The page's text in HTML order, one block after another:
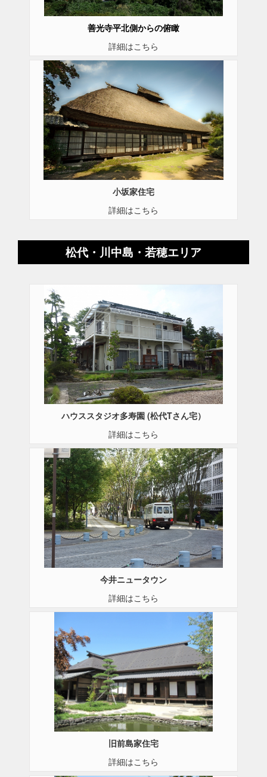
善光寺平北側からの俯瞰
詳細はこちら
小坂家住宅
詳細はこちら
松代・川中島・若穂エリア
ハウススタジオ多寿園 (松代Tさん宅）
詳細はこちら
今井ニュータウン
詳細はこちら
旧前島家住宅
詳細はこちら